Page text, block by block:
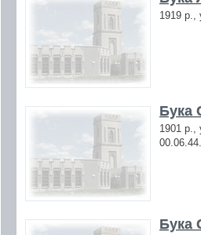
1919 р.,
Бука
1901 р.,
Бука